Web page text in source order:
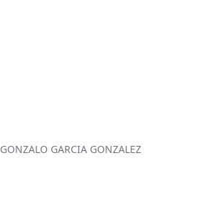
GONZALO GARCIA GONZALEZ